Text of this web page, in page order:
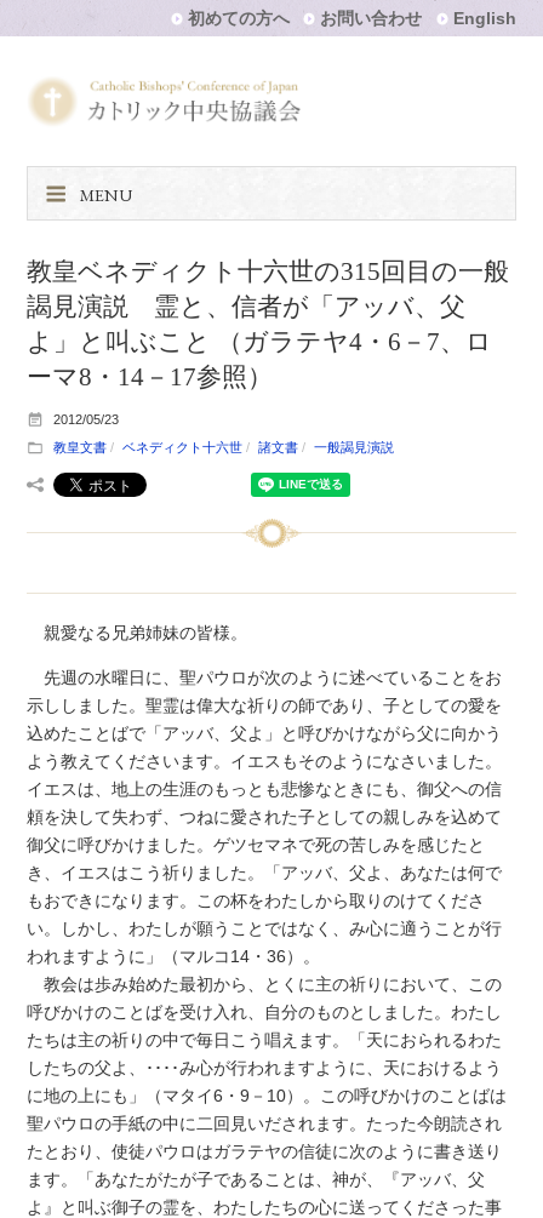
初めての方へ お問い合わせ English
MENU
教皇ベネディクト十六世の315回目の一般
謁見演説 霊と、信者が「アッバ、父
よ」と叫ぶこと （ガラテヤ4・6－7、ロ
ーマ8・14－17参照）
2012/05/23
教皇文書
ベネディクト十六世 諸文書 一般謁見演説
親愛なる兄弟姉妹の皆様。
先週の水曜日に、聖パウロが次のように述べていることをお
示ししました。聖霊は偉大な祈りの師であり、子としての愛を
込めたことばで「アッバ、父よ」と呼びかけながら父に向かう
よう教えてくださいます。イエスもそのようになさいました。
イエスは、地上の生涯のもっとも悲惨なときにも、御父への信
頼を決して失わず、つねに愛された子としての親しみを込めて
御父に呼びかけました。ゲツセマネで死の苦しみを感じたと
き、イエスはこう祈りました。「アッバ、父よ、あなたは何で
もおできになります。この杯をわたしから取りのけてくださ
い。しかし、わたしが願うことではなく、み心に適うことが行
われますように」（マルコ14・36）。
教会は歩み始めた最初から、とくに主の祈りにおいて、この
呼びかけのことばを受け入れ、自分のものとしました。わたし
たちは主の祈りの中で毎日こう唱えます。「天におられるわた
したちの父よ、････み心が行われますように、天におけるよう
に地の上にも」（マタイ6・9－10）。この呼びかけのことばは
聖パウロの手紙の中に二回見いだされます。たった今朗読され
たとおり、使徒パウロはガラテヤの信徒に次のように書き送り
ます。「あなたがたが子であることは、神が、『アッバ、父
よ』と叫ぶ御子の霊を、わたしたちの心に送ってくださった事